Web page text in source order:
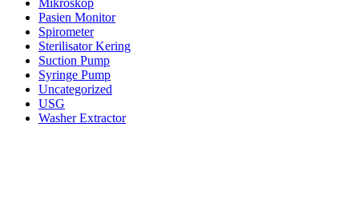
Pasien Monitor
Spirometer
Sterilisator Kering
Suction Pump
Syringe Pump
Uncategorized
USG
Washer Extractor